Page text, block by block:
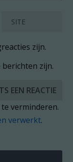
zijn.
zijn.
verminderen.
verwerkt.